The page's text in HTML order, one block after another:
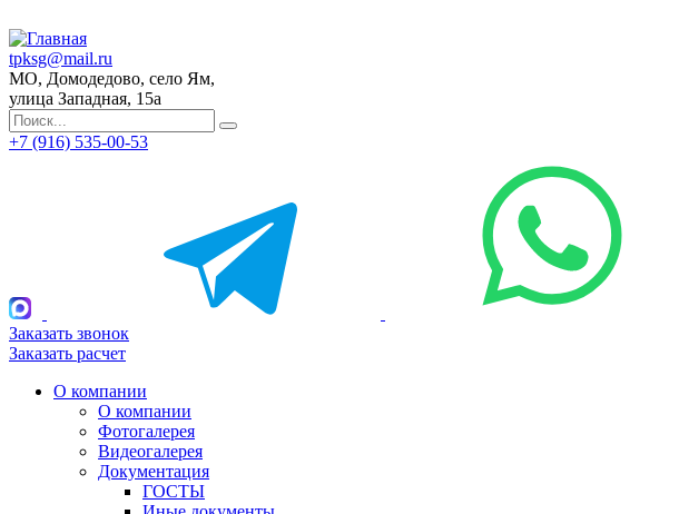
tpksg@mail.ru
МО, Домодедово, село Ям,
улица Западная, 15а
+7 (916) 535-00-53
Заказать звонок
Заказать расчет
О компании
О компании
Фотогалерея
Видеогалерея
Документация
ГОСТЫ